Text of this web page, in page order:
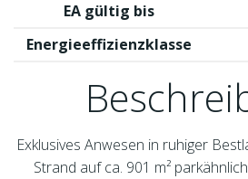
EA gültig bis
Energieeffizienzklasse
Exklusives Anwesen in ruhiger
Strand auf ca. 901 m²